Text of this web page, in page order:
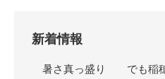
新着情報
暑さ真っ盛り でも稲